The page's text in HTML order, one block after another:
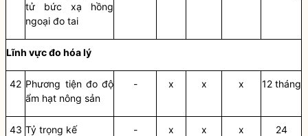
tử bức xạ hồng
ngoại đo tai
Lĩnh vực đo hóa lý
42 Phương tiện đo độ
ẩm hạt nông sản
- x x x 12 tháng
43 Tỷ trọng kế - x x x
24